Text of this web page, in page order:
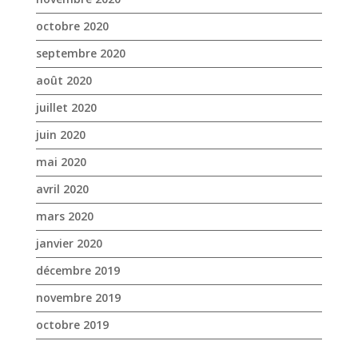
juin 2020
mai 2020
avril 2020
mars 2020
janvier 2020
décembre 2019
novembre 2019
octobre 2019
septembre 2019
août 2019
juillet 2019
juin 2019
mai 2019